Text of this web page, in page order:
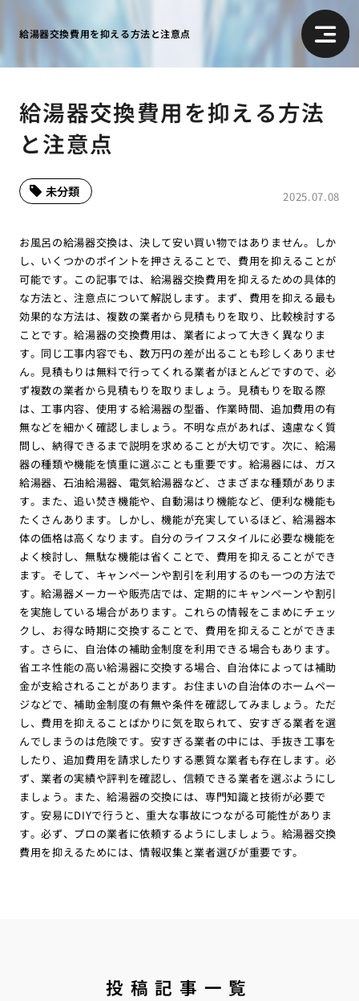
給湯器交換費用を抑える方法と注意点
給湯器交換費用を抑える方法
と注意点
2025.07.08
未分類
お風呂の給湯器交換は、決して安い買い物ではありません。しか
し、いくつかのポイントを押さえることで、費用を抑えることが
可能です。この記事では、給湯器交換費用を抑えるための具体的
な方法と、注意点について解説します。まず、費用を抑える最も
効果的な方法は、複数の業者から見積もりを取り、比較検討する
ことです。給湯器の交換費用は、業者によって大きく異なりま
す。同じ工事内容でも、数万円の差が出ることも珍しくありませ
ん。見積もりは無料で行ってくれる業者がほとんどですので、必
ず複数の業者から見積もりを取りましょう。見積もりを取る際
は、工事内容、使用する給湯器の型番、作業時間、追加費用の有
無などを細かく確認しましょう。不明な点があれば、遠慮なく質
問し、納得できるまで説明を求めることが大切です。次に、給湯
器の種類や機能を慎重に選ぶことも重要です。給湯器には、ガス
給湯器、石油給湯器、電気給湯器など、さまざまな種類がありま
す。また、追い焚き機能や、自動湯はり機能など、便利な機能も
たくさんあります。しかし、機能が充実しているほど、給湯器本
体の価格は高くなります。自分のライフスタイルに必要な機能を
よく検討し、無駄な機能は省くことで、費用を抑えることができ
ます。そして、キャンペーンや割引を利用するのも一つの方法で
す。給湯器メーカーや販売店では、定期的にキャンペーンや割引
を実施している場合があります。これらの情報をこまめにチェッ
クし、お得な時期に交換することで、費用を抑えることができま
す。さらに、自治体の補助金制度を利用できる場合もあります。
省エネ性能の高い給湯器に交換する場合、自治体によっては補助
金が支給されることがあります。お住まいの自治体のホームペー
ジなどで、補助金制度の有無や条件を確認してみましょう。ただ
し、費用を抑えることばかりに気を取られて、安すぎる業者を選
んでしまうのは危険です。安すぎる業者の中には、手抜き工事を
したり、追加費用を請求したりする悪質な業者も存在します。必
ず、業者の実績や評判を確認し、信頼できる業者を選ぶようにし
ましょう。また、給湯器の交換には、専門知識と技術が必要で
す。安易にDIYで行うと、重大な事故につながる可能性がありま
す。必ず、プロの業者に依頼するようにしましょう。給湯器交換
費用を抑えるためには、情報収集と業者選びが重要です。
投稿記事一覧